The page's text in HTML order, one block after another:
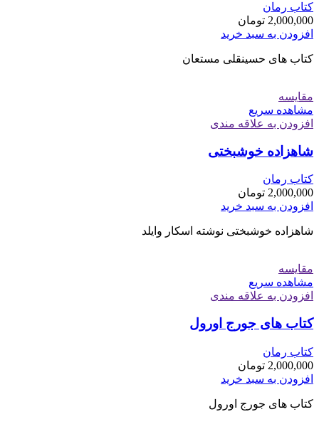
کتاب رمان
2,000,000 تومان
افزودن به سبد خرید
کتاب های حسینقلی مستعان
مقایسه
مشاهده سریع
افزودن به علاقه مندی
شاهزاده خوشبختی
کتاب رمان
2,000,000 تومان
افزودن به سبد خرید
شاهزاده خوشبختی نوشته اسکار وایلد
مقایسه
مشاهده سریع
افزودن به علاقه مندی
کتاب های جورج اورول
کتاب رمان
2,000,000 تومان
افزودن به سبد خرید
کتاب های جورج اورول